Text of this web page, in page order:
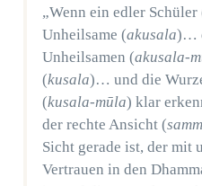
„Wenn ein edler Schüler
Unheilsame (akusala)…
Unheilsamen (akusala-
(kusala)… und die
(kusala-mūla) klar
der rechte Ansicht (
Sicht gerade ist, der mit
Vertrauen in den